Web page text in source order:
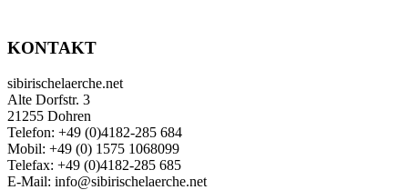
KONTAKT
sibirischelaerche.net
Alte Dorfstr. 3
21255 Dohren
Telefon: +49 (0)4182-285 684
Mobil: +49 (0) 1575 1068099
Telefax: +49 (0)4182-285 685
E-Mail: info@sibirischelaerche.net